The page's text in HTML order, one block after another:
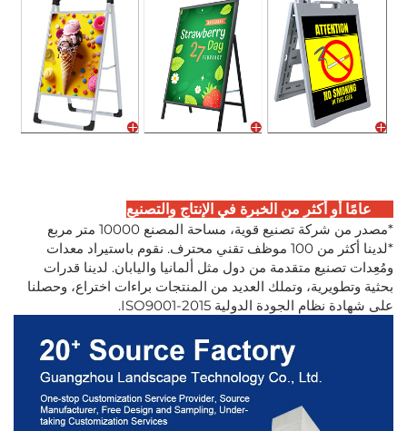
*مصدر من شركة تصنيع قوية، مساحة المصنع 10000 متر مربع
*لدينا أكثر من 100 موظف تقني محترف. نقوم باستيراد معدات
ومُعِدات تصنيع متقدمة من دول مثل ألمانيا واليابان. لدينا قدرات
بحثية وتطويرية، وتملك العديد من المنتجات براءات اختراع، وحصلنا
على شهادة نظام الجودة الدولية ISO9001-2015.